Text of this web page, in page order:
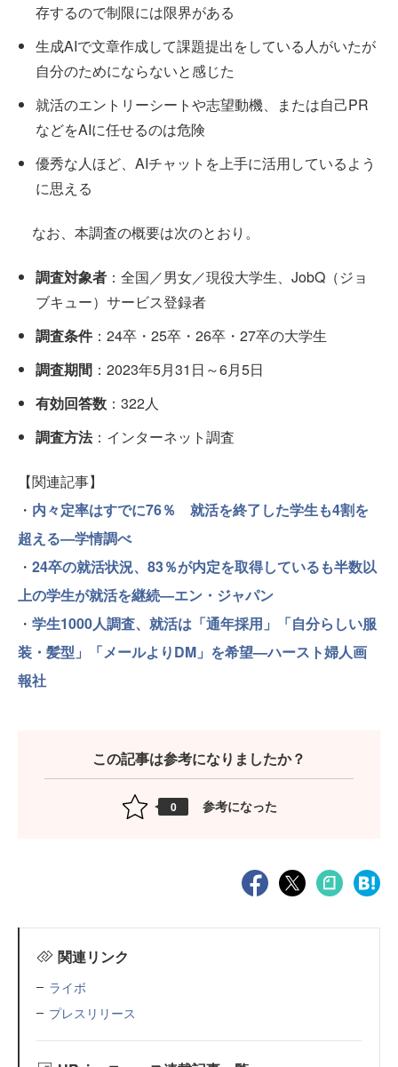
存するので制限には限界がある
生成AIで文章作成して課題提出をしている人がいたが
自分のためにならないと感じた
就活のエントリーシートや志望動機、または自己PR
などをAIに任せるのは危険
優秀な人ほど、AIチャットを上手に活用しているよう
に思える
なお、本調査の概要は次のとおり。
調査対象者 ：全国／男女／現役大学生、JobQ（ジョ
ブキュー）サービス登録者
調査条件：24卒・25卒・26卒・27卒の大学生
調査期間 ：2023年5月31日～6月5日
有効回答数 ：322人
調査方法：インターネット調査
【関連記事】
・ 内々定率はすでに76％ 就活を終了した学生も4割を
超える—学情調べ
・ 24卒の就活状況、83％が内定を取得しているも半数以
上の学生が就活を継続—エン・ジャパン
・ 学生1000人調査、就活は「通年採用」「自分らしい服
装・髪型」「メールよりDM」を希望—ハースト婦人画
報社
この記事は参考になりましたか？
0 参考になった
関連リンク
ライボ
プレスリリース